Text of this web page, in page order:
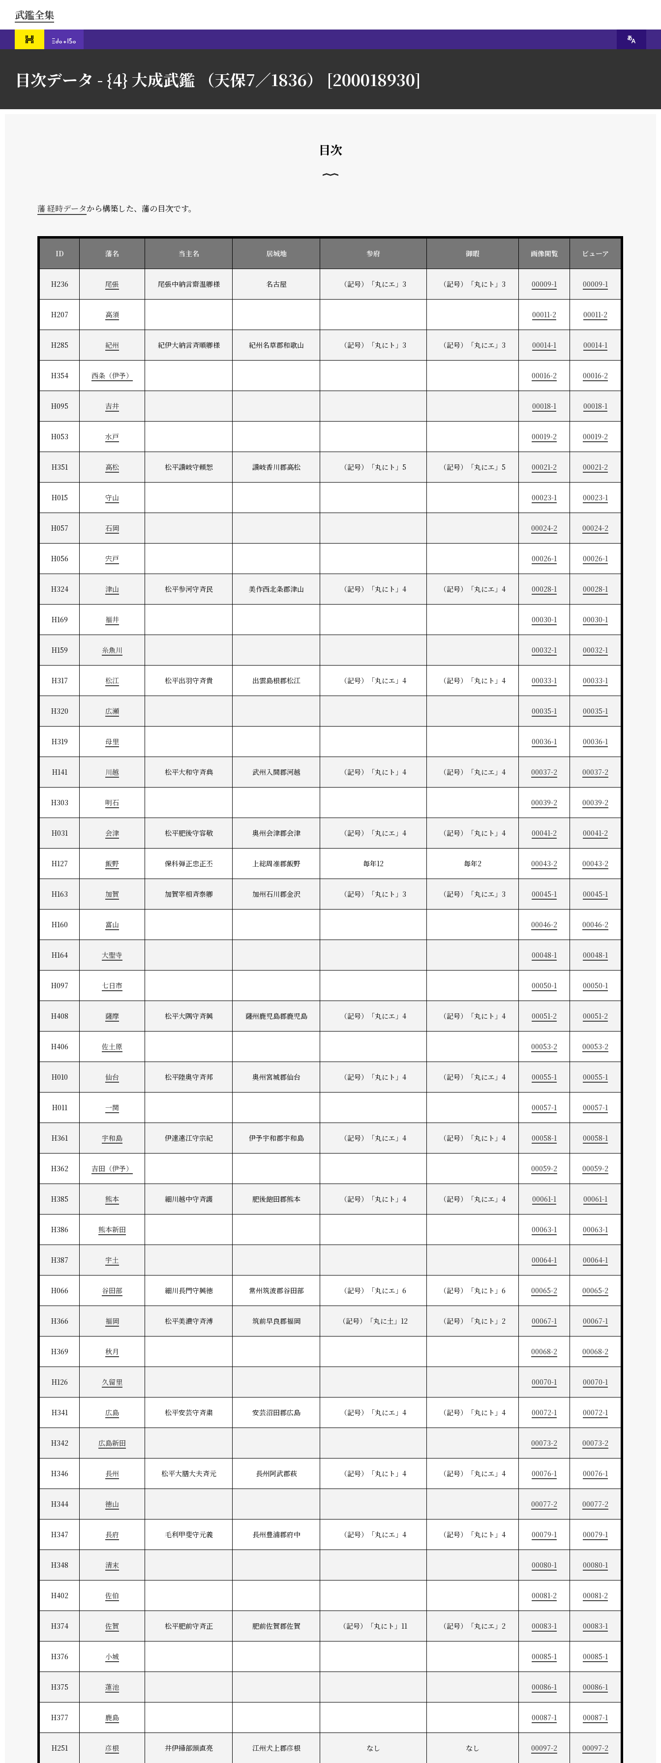
武鑑全集
目次データ - {4} 大成武鑑 （天保7／1836） [200018930]
目次
藩 経時データから構築した、藩の目次です。
ID 藩名 当主名 居城地 参府 御暇 画像閲覧 ビューア
H236 尾張 尾張中納言齋温卿様 名古屋 （記号）「丸にエ」3 （記号）「丸にト」3 00009-1 00009-1
H207 高須 00011-2 00011-2
H285 紀州 紀伊大納言斉順卿様 紀州名草郡和歌山 （記号）「丸にト」3 （記号）「丸にエ」3 00014-1 00014-1
H354 西条（伊予） 00016-2 00016-2
H095 吉井 00018-1 00018-1
H053 水戸 00019-2 00019-2
H351 高松 松平讃岐守頼恕 讃岐香川郡高松 （記号）「丸にト」5 （記号）「丸にエ」5 00021-2 00021-2
H015 守山 00023-1 00023-1
H057 石岡 00024-2 00024-2
H056 宍戸 00026-1 00026-1
H324 津山 松平参河守斉民 美作西北条郡津山 （記号）「丸にト」4 （記号）「丸にエ」4 00028-1 00028-1
H169 福井 00030-1 00030-1
H159 糸魚川 00032-1 00032-1
H317 松江 松平出羽守斉貴 出雲島根郡松江 （記号）「丸にエ」4 （記号）「丸にト」4 00033-1 00033-1
H320 広瀬 00035-1 00035-1
H319 母里 00036-1 00036-1
H141 川越 松平大和守斉典 武州入間郡河越 （記号）「丸にト」4 （記号）「丸にエ」4 00037-2 00037-2
H303 明石 00039-2 00039-2
H031 会津 松平肥後守容敬 奥州会津郡会津 （記号）「丸にエ」4 （記号）「丸にト」4 00041-2 00041-2
H127 飯野 保科弾正忠正丕 上総周准郡飯野 毎年12 毎年2 00043-2 00043-2
H163 加賀 加賀宰相斉泰卿 加州石川郡金沢 （記号）「丸にト」3 （記号）「丸にエ」3 00045-1 00045-1
H160 富山 00046-2 00046-2
H164 大聖寺 00048-1 00048-1
H097 七日市 00050-1 00050-1
H408 薩摩 松平大隅守斉興 薩州鹿児島郡鹿児島 （記号）「丸にエ」4 （記号）「丸にト」4 00051-2 00051-2
H406 佐土原 00053-2 00053-2
H010 仙台 松平陸奥守斉邦 奥州宮城郡仙台 （記号）「丸にト」4 （記号）「丸にエ」4 00055-1 00055-1
H011 一関 00057-1 00057-1
H361 宇和島 伊達遠江守宗紀 伊予宇和郡宇和島 （記号）「丸にエ」4 （記号）「丸にト」4 00058-1 00058-1
H362 吉田（伊予） 00059-2 00059-2
H385 熊本 細川越中守斉護 肥後飽田郡熊本 （記号）「丸にト」4 （記号）「丸にエ」4 00061-1 00061-1
H386 熊本新田 00063-1 00063-1
H387 宇土 00064-1 00064-1
H066 谷田部 細川長門守興徳 常州筑波郡谷田部 （記号）「丸にエ」6 （記号）「丸にト」6 00065-2 00065-2
H366 福岡 松平美濃守斉溥 筑前早良郡福岡 （記号）「丸に土」12 （記号）「丸にト」2 00067-1 00067-1
H369 秋月 00068-2 00068-2
H126 久留里 00070-1 00070-1
H341 広島 松平安芸守斉粛 安芸沼田郡広島 （記号）「丸にエ」4 （記号）「丸にト」4 00072-1 00072-1
H342 広島新田 00073-2 00073-2
H346 長州 松平大膳大夫斉元 長州阿武郡萩 （記号）「丸にト」4 （記号）「丸にエ」4 00076-1 00076-1
H344 徳山 00077-2 00077-2
H347 長府 毛利甲斐守元義 長州豊浦郡府中 （記号）「丸にエ」4 （記号）「丸にト」4 00079-1 00079-1
H348 清末 00080-1 00080-1
H402 佐伯 00081-2 00081-2
H374 佐賀 松平肥前守斉正 肥前佐賀郡佐賀 （記号）「丸にト」11 （記号）「丸にエ」2 00083-1 00083-1
H376 小城 00085-1 00085-1
H375 蓮池 00086-1 00086-1
H377 鹿島 00087-1 00087-1
H251 彦根 井伊掃部頭直亮 江州犬上郡彦根 なし なし 00097-2 00097-2